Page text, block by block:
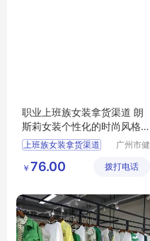
职业上班族女装拿货渠道 朗
斯莉女装个性化的时尚风格
广州服装市场
上班族女装拿货渠道
广州服装市场
广州市健
限公司
￥ 76.00 拨打电话